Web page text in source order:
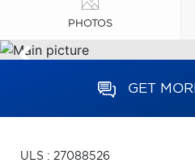
PHOTOS
GET
ULS : 27088526